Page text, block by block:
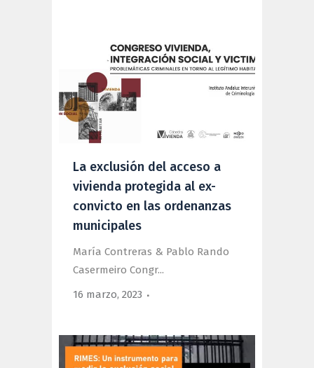
La exclusión del acceso a
vivienda protegida al ex-
convicto en las ordenanzas
municipales
María Contreras & Pablo Rando
Casermeiro Congr...
16 marzo, 2023